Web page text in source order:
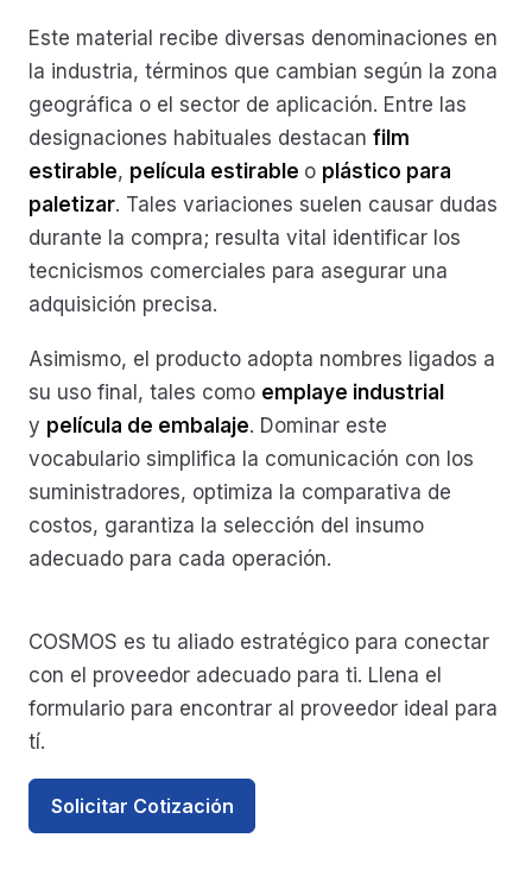
Este material recibe diversas denominaciones en
la industria, términos que cambian según la zona
geográfica o el sector de aplicación. Entre las
designaciones habituales destacan film
estirable, película estirable o plástico para
paletizar. Tales variaciones suelen causar dudas
durante la compra; resulta vital identificar los
tecnicismos comerciales para asegurar una
adquisición precisa.
Asimismo, el producto adopta nombres ligados a
su uso final, tales como emplaye industrial
y película de embalaje. Dominar este
vocabulario simplifica la comunicación con los
suministradores, optimiza la comparativa de
costos, garantiza la selección del insumo
adecuado para cada operación.
COSMOS es tu aliado estratégico para conectar
con el proveedor adecuado para ti. Llena el
formulario para encontrar al proveedor ideal para
tí.
Solicitar Cotización